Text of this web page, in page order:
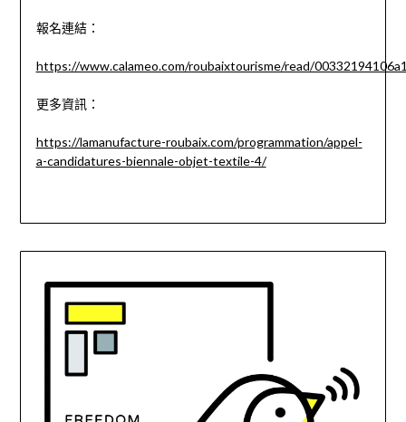
報名連結：
https://www.calameo.com/roubaixtourisme/read/
更多資訊：
https://lamanufacture-roubaix.com/programmation/appel-
a-candidatures-biennale-objet-textile-4/